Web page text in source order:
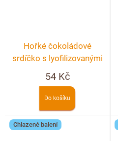
Hořké čokoládové
srdíčko s lyofilizovanými
jahodami a banánem
54 Kč
Do košíku
Chlazené balení